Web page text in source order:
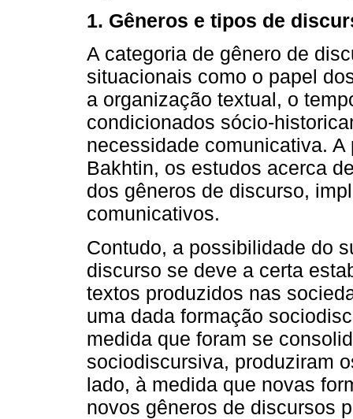
1. Gêneros e tipos de
A categoria de gênero de
situacionais como o papel
a organização textual, o
condicionados sócio-
necessidade comunicativa.
Bakhtin, os estudos acerca
dos gêneros de discurso,
comunicativos.
Contudo, a possibilidade do
discurso se deve a certa
textos produzidos nas
uma dada formação
medida que foram se
sociodiscursiva, produziram
lado, à medida que novas
novos gêneros de discursos